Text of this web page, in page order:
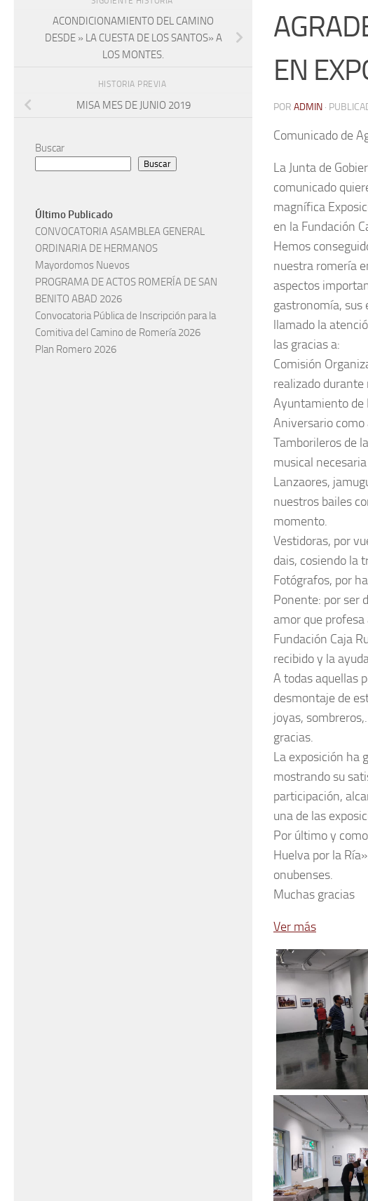
EN
POR ADMIN ·
Comunicado de
La Junta de
comunicado
magnífica
en la Fundación
Hemos
nuestra romería
aspectos
gastronomía, sus
llamado la
las gracias a:
Comisión
realizado durante
Ayuntamiento de
Aniversario como
Tamborileros de
musical
Lanzaores,
nuestros bailes
momento.
Vestidoras, por
dais, cosiendo la
Fotógrafos, por
Ponente: por ser
amor que profesa
Fundación Caja
recibido y la
A todas aquellas
desmontaje de
joyas,
gracias.
La exposición ha
mostrando su
participación,
una de las
Por último y
Huelva por la
onubenses.
Muchas gracias
Ver más
ACONDICIONAMIENTO DEL CAMINO
DESDE » LA CUESTA DE LOS SANTOS» A
LOS MONTES.
HISTORIA PREVIA
MISA MES DE JUNIO 2019
Buscar
Buscar
Último Publicado
CONVOCATORIA ASAMBLEA GENERAL
ORDINARIA DE HERMANOS
Mayordomos Nuevos
PROGRAMA DE ACTOS ROMERÍA DE SAN
BENITO ABAD 2026
Convocatoria Pública de Inscripción para la
Comitiva del Camino de Romería 2026
Plan Romero 2026